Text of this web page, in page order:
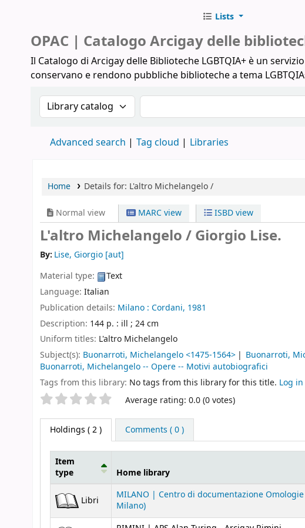
Biblioteche Arcigay
Lists
OPAC | Catalogo Arcigay delle
Il Catalogo di Arcigay delle Biblioteche LGBTQIA+ è un
conservano e rendono pubbliche biblioteche a tema
Search the catalog by:Search the catalog
Advanced search Tag cloud Libraries
Home Details for: L'altro Michelangelo /
Normal view MARC view ISBD view
L'altro Michelangelo /Giorgio Lise.
By: Lise, Giorgio [aut]
Material type:
Text
Language: Italian
Publication details: Milano : Cordani, 1981
Description: 144 p. : ill ; 24 cm
Uniform titles: L'altro Michelangelo
Subject(s): Buonarroti, Michelangelo <1475-1564>
Buonarroti,
Buonarroti, Michelangelo -- Opere -- Motivi autobiografici
Tags from this library: No tags from this library for this title. Log
Star ratings Average rating: 0.0 (0 votes)
Holdings ( 2 ) Comments ( 0 )
Item
type
Home library
Libri
MILANO | Centro di documentazione Omologie
Milano)